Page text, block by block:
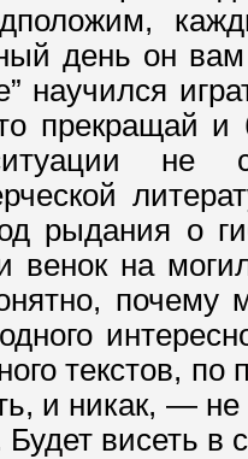
день он
научился
прекращай и
не
рыдания о
венок на
почему
текстов, по
и никак, — не
Будет висеть в